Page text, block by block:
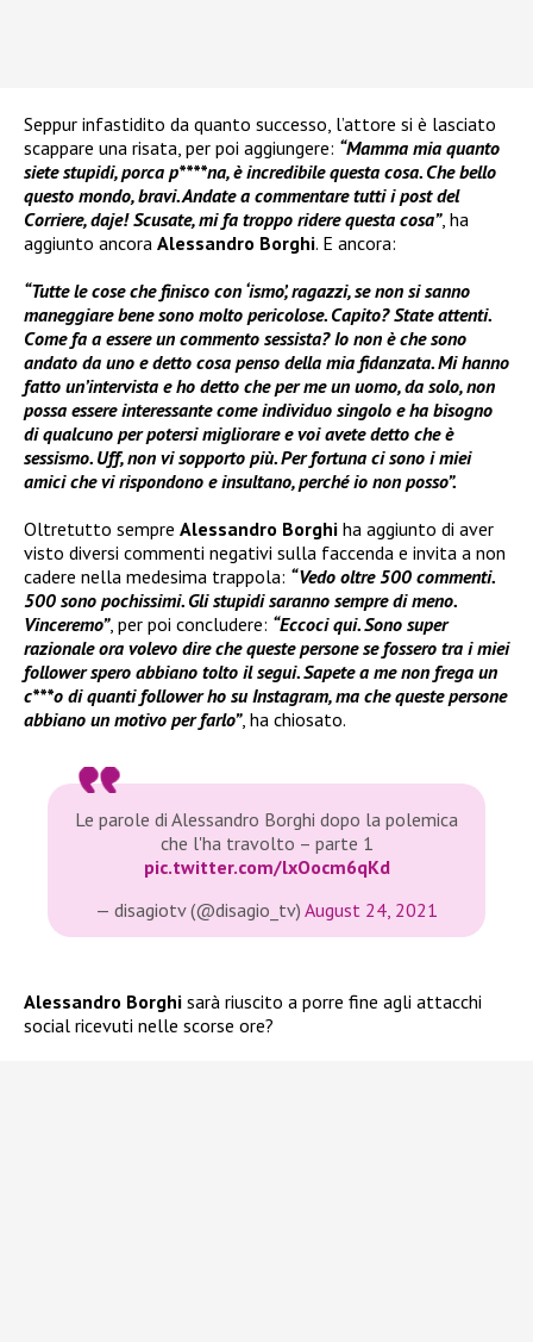
Seppur infastidito da quanto successo, l’attore si è lasciato
scappare una risata, per poi aggiungere: “Mamma mia quanto
siete stupidi, porca p****na, è incredibile questa cosa. Che bello
questo mondo, bravi. Andate a commentare tutti i post del
Corriere, daje! Scusate, mi fa troppo ridere questa cosa”, ha
aggiunto ancora Alessandro Borghi. E ancora:
“Tutte le cose che finisco con ‘ismo’, ragazzi, se non si sanno
maneggiare bene sono molto pericolose. Capito? State attenti.
Come fa a essere un commento sessista? Io non è che sono
andato da uno e detto cosa penso della mia fidanzata. Mi hanno
fatto un’intervista e ho detto che per me un uomo, da solo, non
possa essere interessante come individuo singolo e ha bisogno
di qualcuno per potersi migliorare e voi avete detto che è
sessismo. Uff, non vi sopporto più. Per fortuna ci sono i miei
amici che vi rispondono e insultano, perché io non posso”.
Oltretutto sempre Alessandro Borghi ha aggiunto di aver
visto diversi commenti negativi sulla faccenda e invita a non
cadere nella medesima trappola: “Vedo oltre 500 commenti.
500 sono pochissimi. Gli stupidi saranno sempre di meno.
Vinceremo”, per poi concludere: “Eccoci qui. Sono super
razionale ora volevo dire che queste persone se fossero tra i miei
follower spero abbiano tolto il segui. Sapete a me non frega un
c***o di quanti follower ho su Instagram, ma che queste persone
abbiano un motivo per farlo”, ha chiosato.
Le parole di Alessandro Borghi dopo la polemica
che l'ha travolto – parte 1
pic.twitter.com/lxOocm6qKd
— disagiotv (@disagio_tv) August 24, 2021
Alessandro Borghi sarà riuscito a porre fine agli attacchi
social ricevuti nelle scorse ore?